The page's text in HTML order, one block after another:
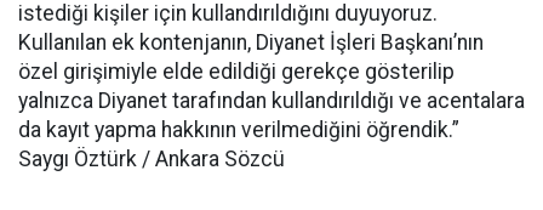
istediği kişiler için kullandırıldığını duyuyoruz.
Kullanılan ek kontenjanın, Diyanet İşleri Başkanı’nın
özel girişimiyle elde edildiği gerekçe gösterilip
yalnızca Diyanet tarafından kullandırıldığı ve acentalara
da kayıt yapma hakkının verilmediğini öğrendik.”
Saygı Öztürk / Ankara Sözcü